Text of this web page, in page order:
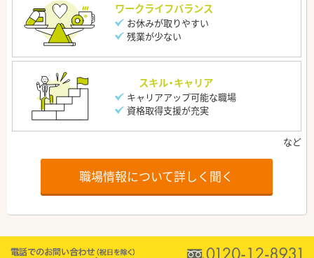
ワークライフバランス
お休みが取りやすい
残業が少ない
スキル・キャリア
キャリアアップ可能な職場
資格取得支援が充実
職場情報について詳しく聞く